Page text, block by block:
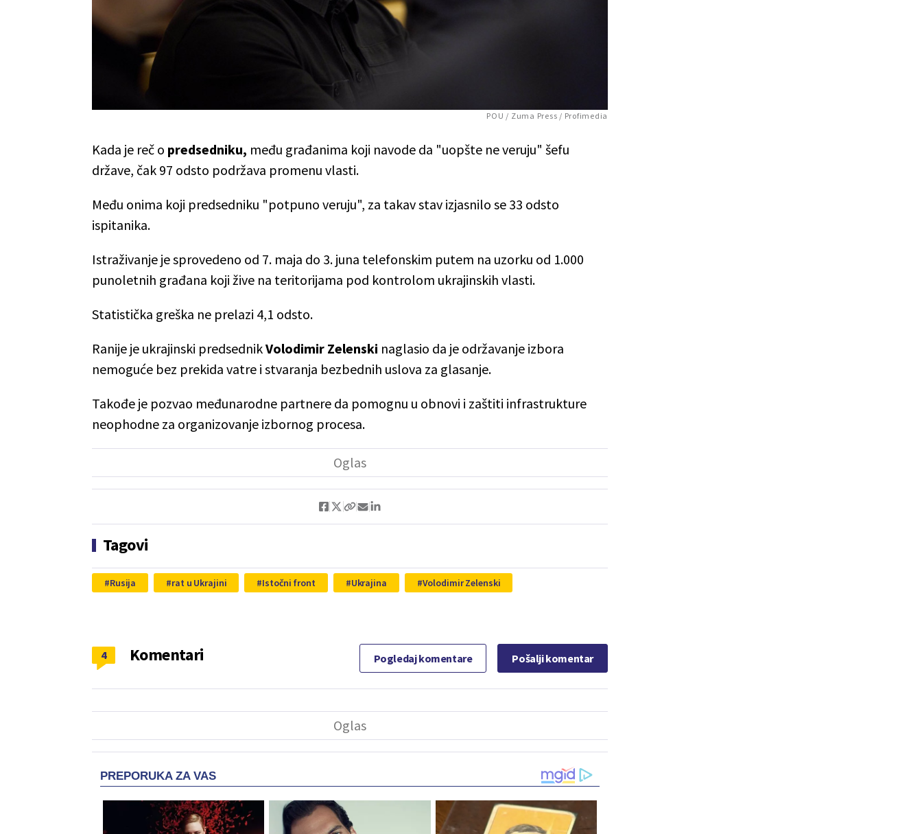
POU / Zuma Press / Profimedia
Kada je reč o predsedniku, među građanima koji navode da "uopšte ne veruju" šefu
države, čak 97 odsto podržava promenu vlasti.
Među onima koji predsedniku "potpuno veruju", za takav stav izjasnilo se 33 odsto
ispitanika.
Istraživanje je sprovedeno od 7. maja do 3. juna telefonskim putem na uzorku od 1.000
punoletnih građana koji žive na teritorijama pod kontrolom ukrajinskih vlasti.
Statistička greška ne prelazi 4,1 odsto.
Ranije je ukrajinski predsednikVolodimir Zelenski naglasio da je održavanje izbora
nemoguće bez prekida vatre i stvaranja bezbednih uslova za glasanje.
Takođe je pozvao međunarodne partnere da pomognu u obnovi i zaštiti infrastrukture
neophodne za organizovanje izbornog procesa.
Tagovi
Rusija rat u Ukrajini Istočni front Ukrajina Volodimir Zelenski
Komentari
4 Pogledaj komentare Pošalji komentar
PREPORUKA ZA VAS